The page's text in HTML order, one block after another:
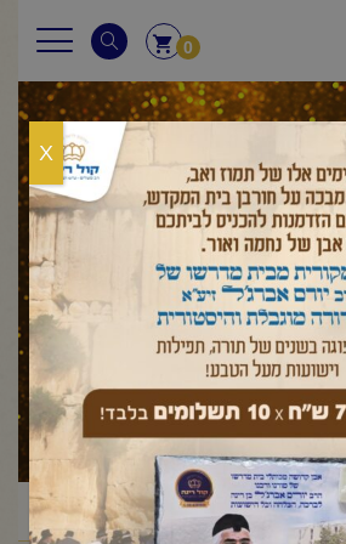
0
מות
לשבת/ויקרא/אחרי מות
X